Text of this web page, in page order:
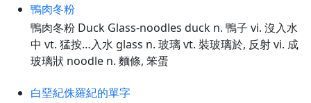
鴨肉冬粉
鴨肉冬粉 Duck Glass-noodles duck n. 鴨子 vi. 沒入水
中 vt. 猛按…入水 glass n. 玻璃 vt. 裝玻璃於, 反射 vi. 成
玻璃狀 noodle n. 麵條, 笨蛋
白堊紀侏羅紀的單字